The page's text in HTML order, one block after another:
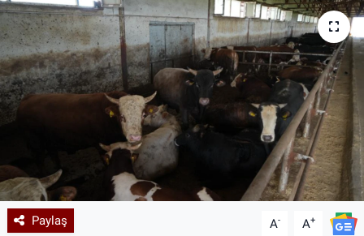
Paylaş A- A+
Sağlık
Siyaset
Teknoloji
Astroloji-Rüya